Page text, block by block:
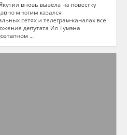
вновь вывела на повестку
многим казался
сетях и телеграм-каналах все
депутата Ил Тумэна
...